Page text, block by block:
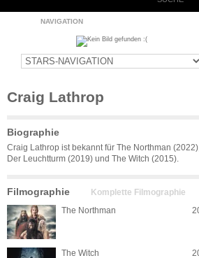
NAVIGATION
Craig Lathrop
Biographie
Craig Lathrop ist bekannt für The Northman (2022),
Der Leuchtturm (2019) und The Witch (2015).
Filmographie Komplette Filmographie
The Northman
The Witch